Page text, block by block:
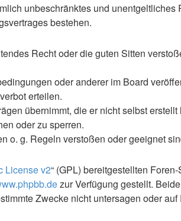
unbeschränktes und
bestehen.
Recht oder die guten Sitten
oder anderer im Board
erteilen.
übernimmt, die er nicht selbst
oder zu sperren.
g. Regeln verstoßen oder geeignet
License v2“ (GPL) bereitgestellten
zur Verfügung gestellt.
Zwecke nicht untersagen oder